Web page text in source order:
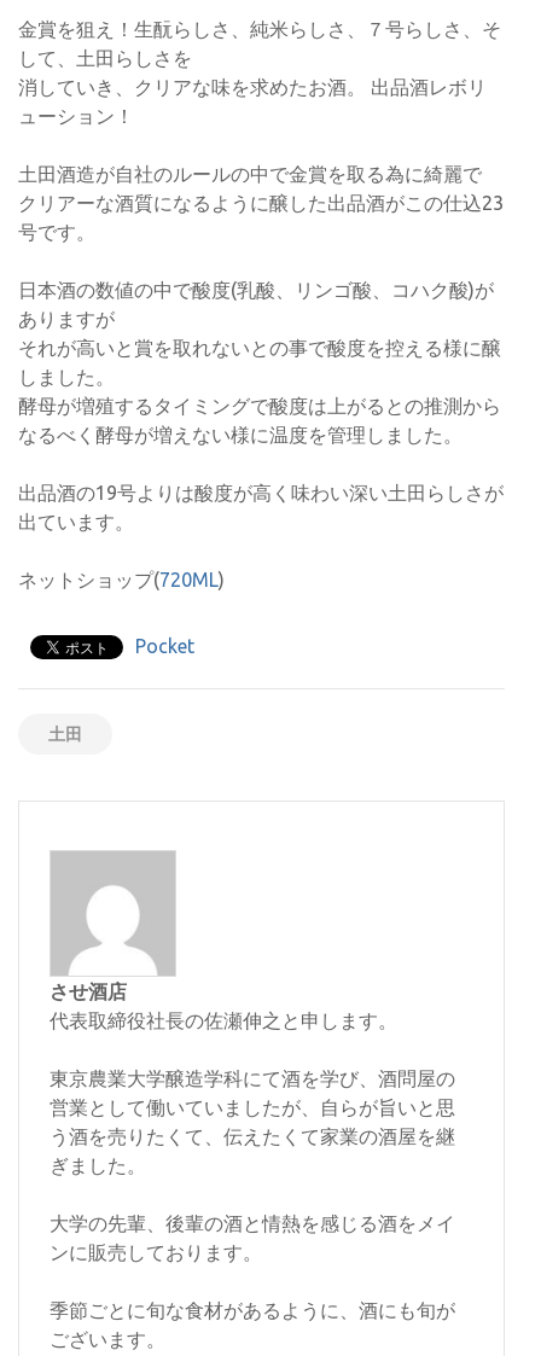
金賞を狙え！生酛らしさ、純米らしさ、７号らしさ、そ
して、土田らしさを
消していき、クリアな味を求めたお酒。 出品酒レボリ
ューション！
土田酒造が自社のルールの中で金賞を取る為に綺麗で
クリアーな酒質になるように醸した出品酒がこの仕込23
号です。
日本酒の数値の中で酸度(乳酸、リンゴ酸、コハク酸)が
ありますが
それが高いと賞を取れないとの事で酸度を控える様に醸
しました。
酵母が増殖するタイミングで酸度は上がるとの推測から
なるべく酵母が増えない様に温度を管理しました。
出品酒の19号よりは酸度が高く味わい深い土田らしさが
出ています。
ネットショップ(720ML)
Pocket
土田
させ酒店
代表取締役社長の佐瀬伸之と申します。
東京農業大学醸造学科にて酒を学び、酒問屋の
営業として働いていましたが、自らが旨いと思
う酒を売りたくて、伝えたくて家業の酒屋を継
ぎました。
大学の先輩、後輩の酒と情熱を感じる酒をメイ
ンに販売しております。
季節ごとに旬な食材があるように、酒にも旬が
ございます。